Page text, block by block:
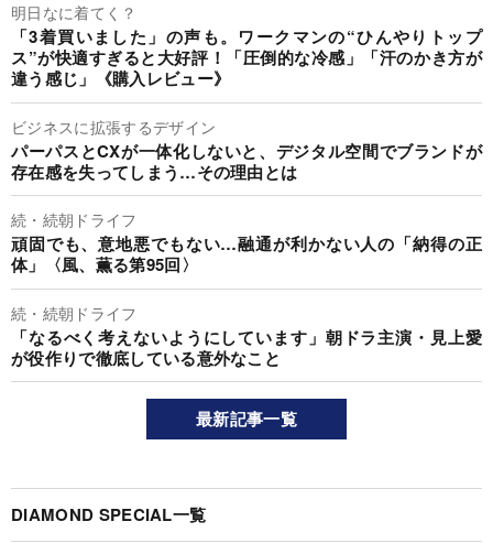
明日なに着てく？
「3着買いました」の声も。ワークマンの“ひんやりトップ
ス”が快適すぎると大好評！「圧倒的な冷感」「汗のかき方が
違う感じ」《購入レビュー》
ビジネスに拡張するデザイン
パーパスとCXが一体化しないと、デジタル空間でブランドが
存在感を失ってしまう…その理由とは
続・続朝ドライフ
頑固でも、意地悪でもない…融通が利かない人の「納得の正
体」〈風、薫る第95回〉
続・続朝ドライフ
「なるべく考えないようにしています」朝ドラ主演・見上愛
が役作りで徹底している意外なこと
最新記事一覧
DIAMOND SPECIAL一覧